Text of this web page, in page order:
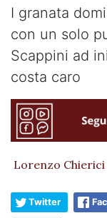
I granata
con un solo
Scappini ad
costa caro
Lorenzo Chierici
Twitter